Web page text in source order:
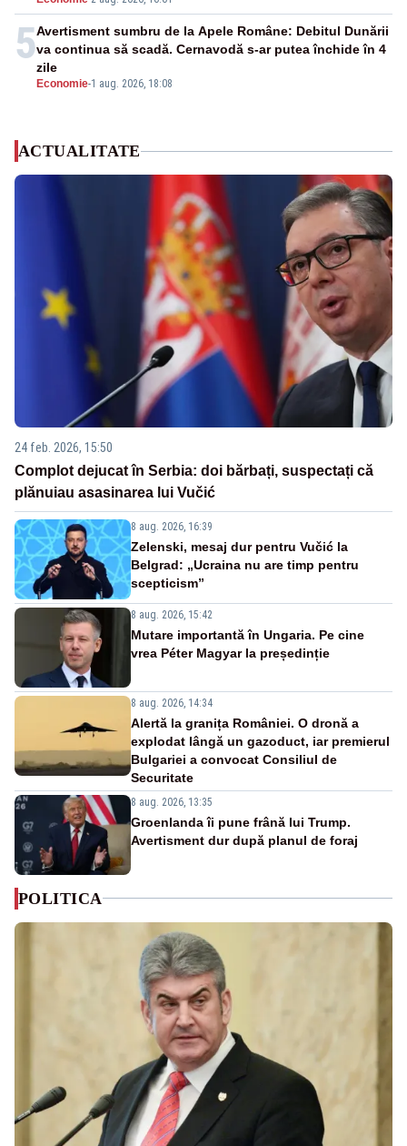
5
Economie-1 aug. 2026, 18:08
Avertisment sumbru de la Apele Române: Debitul Dunării
va continua să scadă. Cernavodă s-ar putea închide în 4
zile
ACTUALITATE
24 feb. 2026, 15:50
Complot dejucat în Serbia: doi bărbați, suspectați că
plănuiau asasinarea lui Vučić
8 aug. 2026, 16:39
Zelenski, mesaj dur pentru Vučić la
Belgrad: „Ucraina nu are timp pentru
scepticism”
8 aug. 2026, 15:42
Mutare importantă în Ungaria. Pe cine
vrea Péter Magyar la președinție
8 aug. 2026, 14:34
Alertă la granița României. O dronă a
explodat lângă un gazoduct, iar premierul
Bulgariei a convocat Consiliul de
Securitate
8 aug. 2026, 13:35
Groenlanda îi pune frână lui Trump.
Avertisment dur după planul de foraj
POLITICA